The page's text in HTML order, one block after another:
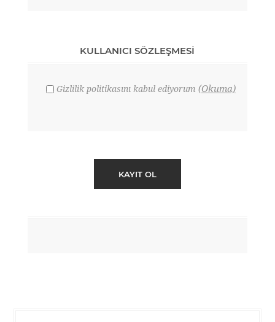
KULLANICI SÖZLEŞMESI
Gizlilik politikasını kabul ediyorum (Okuma)